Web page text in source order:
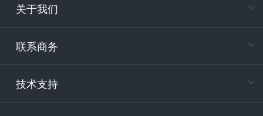
关于我们
联系商务
技术支持
电
400-